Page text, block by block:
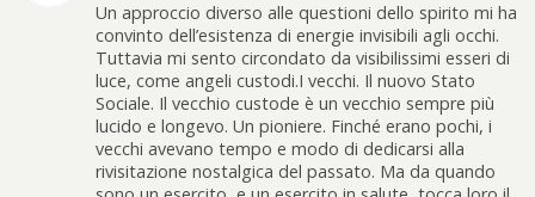
Un approccio diverso alle questioni dello spirito mi ha
convinto dell’esistenza di energie invisibili agli occhi.
Tuttavia mi sento circondato da visibilissimi esseri di
luce, come angeli custodi.I vecchi. Il nuovo Stato
Sociale. Il vecchio custode è un vecchio sempre più
lucido e longevo. Un pioniere. Finché erano pochi, i
vecchi avevano tempo e modo di dedicarsi alla
rivisitazione nostalgica del passato. Ma da quando